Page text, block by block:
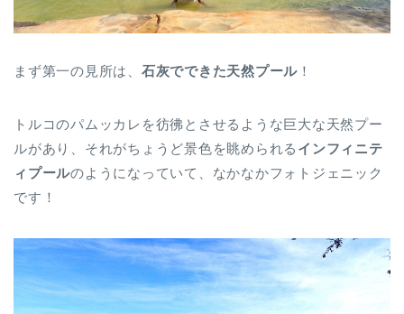
まず第一の見所は、 石灰でできた天然プール ！
トルコのパムッカレを彷彿とさせるような巨大な天然プー
ルがあり、それがちょうど景色を眺められる インフィニテ
ィプールのようになっていて、なかなかフォトジェニック
です！